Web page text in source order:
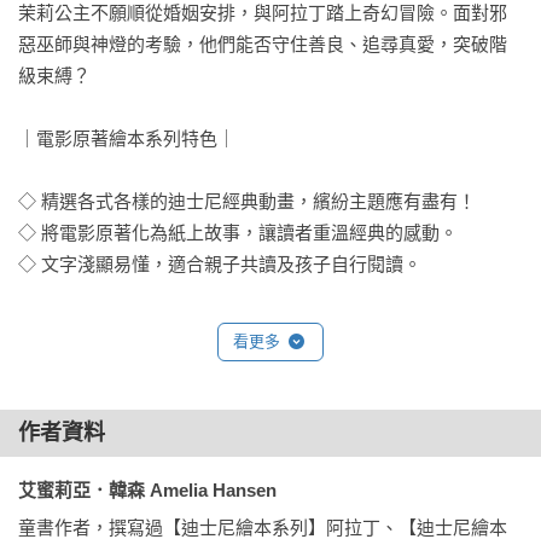
茉莉公主不願順從婚姻安排，與阿拉丁踏上奇幻冒險。面對邪
惡巫師與神燈的考驗，他們能否守住善良、追尋真愛，突破階
級束縛？
｜電影原著繪本系列特色｜
◇ 精選各式各樣的迪士尼經典動畫，繽紛主題應有盡有！
◇ 將電影原著化為紙上故事，讓讀者重溫經典的感動。
◇ 文字淺顯易懂，適合親子共讀及孩子自行閱讀。
※適讀年齡：3歲以上、無注音
看更多
作者資料
艾蜜莉亞．韓森 Amelia Hansen
童書作者，撰寫過【迪士尼繪本系列】阿拉丁、【迪士尼繪本